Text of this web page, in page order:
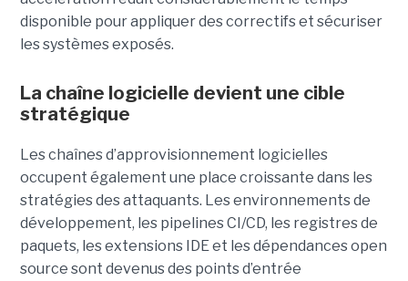
disponible pour appliquer des correctifs et sécuriser
les systèmes exposés.
La chaîne logicielle devient une cible
stratégique
Les chaînes d’approvisionnement logicielles
occupent également une place croissante dans les
stratégies des attaquants. Les environnements de
développement, les pipelines CI/CD, les registres de
paquets, les extensions IDE et les dépendances open
source sont devenus des points d’entrée